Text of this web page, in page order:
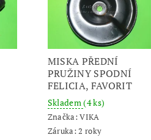
MISKA PŘEDNÍ
PRUŽINY SPODNÍ
FELICIA, FAVORIT
Skladem(4 ks)
Značka:VIKA
Záruka: 2 roky